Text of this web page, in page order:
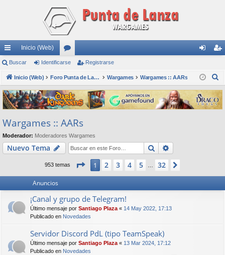
nl
ac
es
rá
pi
do
s
Inicio (Web)
or
os nti
fic
ar
ist
ra
rs
Buscar Identificarse Registrarse
Inicio (Web) Foro Punta de Lanza Wargames Wargames Wargames :: AARs
s
c
Wargames :: AARs
Moderador: Moderadores Wargames
Nuevo Tema Buscar
953 temas Página de 32
1 2 3 4 5 32
Anuncios
¡Canal y grupo de Telegram!
Último mensaje por Santiago Plaza « 14 May 2022, 17:13
Publicado en Novedades
Servidor Discord PdL (tipo TeamSpeak)
Último mensaje por Santiago Plaza « 13 Mar 2024, 17:12
Publicado en Novedades